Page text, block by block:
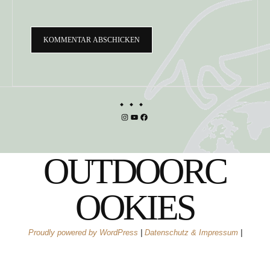
Instagram
YouTube
Facebook
OUTDOORC
OOKIES
Proudly powered by WordPress Datenschutz & Impressum